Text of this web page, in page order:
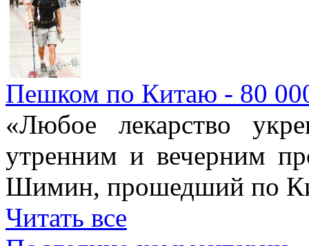
Пешком по Китаю - 80
«Любое лекарство
утренним и вечерним
Шимин, прошедший по
Читать все